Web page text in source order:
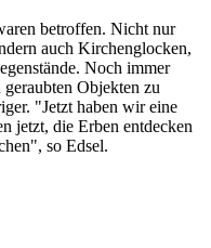
betroffen. Nicht nur
auch Kirchenglocken,
Noch immer
Objekten zu
"Jetzt haben wir eine
jetzt, die Erben entdecken
so Edsel.